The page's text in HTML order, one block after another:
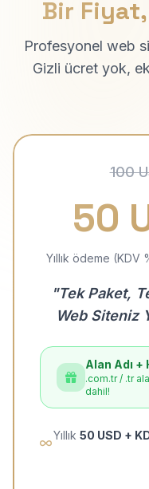
Bir
Profesyonel web
Gizli ücret yok,
100
50
Yıllık ödeme (KDV
"Tek Paket,
Web Siteniz
Alan Adı +
.com.tr / .tr
dahil!
Yıllık 50 USD +